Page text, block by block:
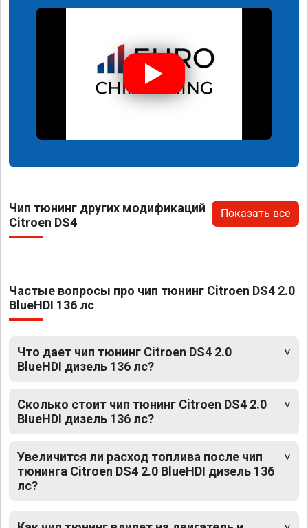
Чип тюнинг других модификаций
Citroen DS4
Показать все
Частые вопросы про чип тюнинг Citroen DS4 2.0
BlueHDI 136 лс
Что дает чип тюнинг Citroen DS4 2.0
BlueHDI дизель 136 лс?
Сколько стоит чип тюнинг Citroen DS4 2.0
BlueHDI дизель 136 лс?
Увеличится ли расход топлива после чип
тюнинга Citroen DS4 2.0 BlueHDI дизель 136
лс?